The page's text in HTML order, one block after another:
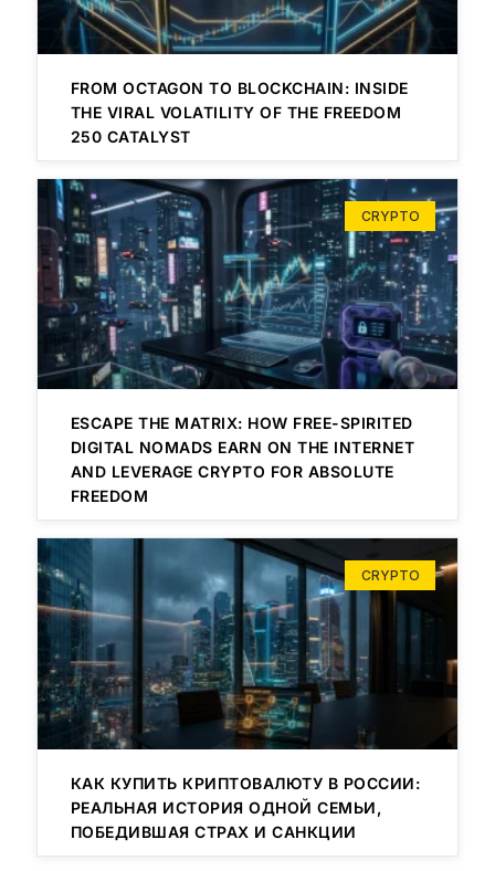
FROM OCTAGON TO BLOCKCHAIN: INSIDE
THE VIRAL VOLATILITY OF THE FREEDOM
250 CATALYST
CRYPTO
ESCAPE THE MATRIX: HOW FREE-SPIRITED
DIGITAL NOMADS EARN ON THE INTERNET
AND LEVERAGE CRYPTO FOR ABSOLUTE
FREEDOM
CRYPTO
КАК КУПИТЬ КРИПТОВАЛЮТУ В РОССИИ:
РЕАЛЬНАЯ ИСТОРИЯ ОДНОЙ СЕМЬИ,
ПОБЕДИВШАЯ СТРАХ И САНКЦИИ